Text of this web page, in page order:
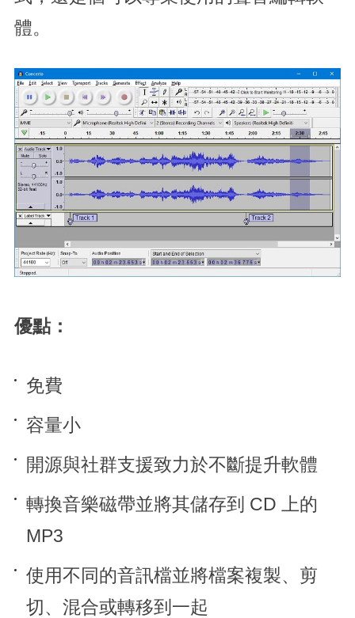
體。
優點：
免費
容量小
開源與社群支援致力於不斷提升軟體
轉換音樂磁帶並將其儲存到 CD 上的
MP3
使用不同的音訊檔並將檔案複製、剪
切、混合或轉移到一起